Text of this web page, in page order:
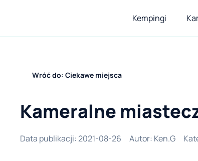
Kempingi
Wróć do: Ciekawe miejsca
Kameralne
Data publikacji: 2021-08-26 Autor: Ken.G